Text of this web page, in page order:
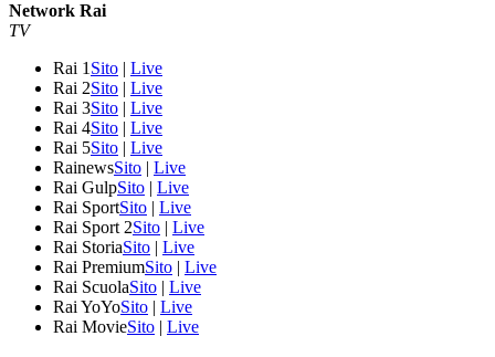
Network Rai
TV
Rai 1 Sito | Live
Rai 2Sito | Live
Rai 3Sito | Live
Rai 4Sito | Live
Rai 5Sito | Live
RainewsSito | Live
Rai GulpSito | Live
Rai SportSito | Live
Rai Sport 2Sito | Live
Rai StoriaSito | Live
Rai PremiumSito | Live
Rai ScuolaSito | Live
Rai YoYoSito | Live
Rai MovieSito | Live